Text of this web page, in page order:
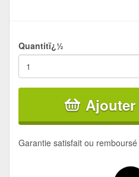
Quantitï¿½
Garantie satisfait ou remboursé